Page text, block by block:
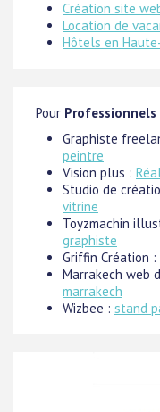
Création site
Location de
Hôtels en
Pour Professionnels
Graphiste
peintre
Vision plus :
Studio de
vitrine
Toyzmachin
graphiste
Griffin Création :
Marrakech web
marrakech
Wizbee : stand